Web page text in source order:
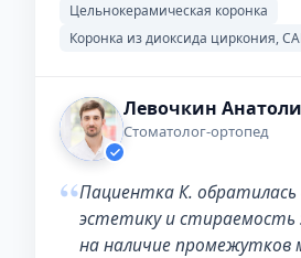
Цельнокерамическая коронка
Коронка из диоксида циркония,
Левочкин
Стоматолог-ортопед
“Пациентка К.
эстетику и стираемость
на наличие промежутков